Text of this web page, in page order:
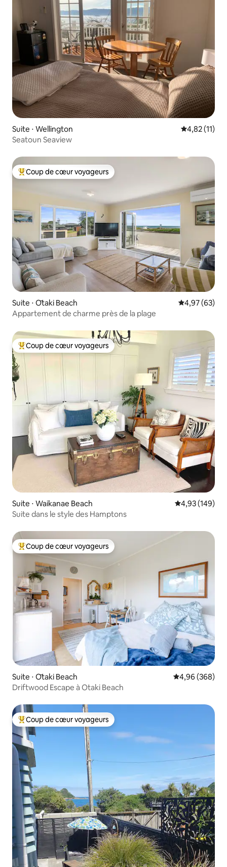
Suite ⋅ Wellington Évaluation
4,82 (11)
Seatoun Seaview
Coups de cœur voyageurs les plus appréciés
Coup de cœur voyageurs
Suite ⋅ Ōtaki Beach Évaluation
4,97 (63)
Appartement de charme près de la plage
Coups de cœur voyageurs les plus appréciés
Coup de cœur voyageurs
Suite ⋅ Waikanae Beach Évaluation
4,93 (149)
Suite dans le style des Hamptons
Coups de cœur voyageurs les plus appréciés
Coup de cœur voyageurs
Suite ⋅ Ōtaki Beach Évaluation
4,96 (368)
Driftwood Escape à Otaki Beach
Coups de cœur voyageurs les plus appréciés
Coup de cœur voyageurs